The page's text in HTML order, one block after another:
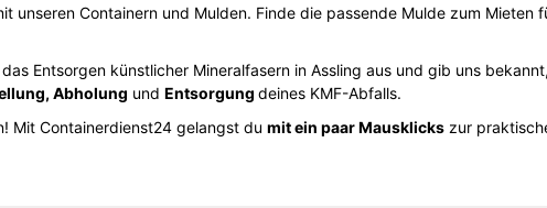
unseren Containern und Mulden. Finde die passende Mulde zum Mieten
Entsorgen künstlicher Mineralfasern in Assling aus und gib uns
Abholung und Entsorgung deines KMF-Abfalls.
Mit Containerdienst24 gelangst du mit ein paar Mausklickszur